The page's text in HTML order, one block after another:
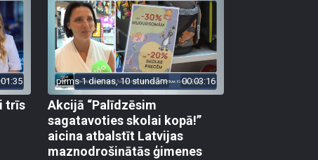
trīs
pirms 1 dienas, 10 stundām 00:03:16
Akcijā “Palīdzēsim
sagatavoties skolai kopā!”
aicina atbalstīt Latvijas
maznodrošinātās ģimenes